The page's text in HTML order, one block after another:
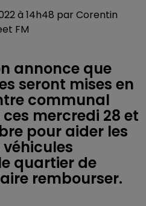
à 14h48 par Corentin
FM
annonce que
seront mises en
communal
mercredi 28 et
pour aider les
quartier de
rembourser.